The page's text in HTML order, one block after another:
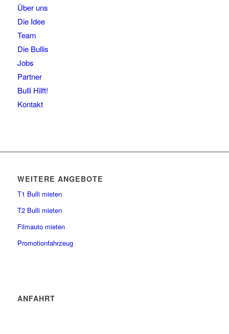
Über uns
Die Idee
Team
Die Bullis
Jobs
Partner
Bulli Hilft!
Kontakt
WEITERE ANGEBOTE
T1 Bulli mieten
T2 Bulli mieten
Filmauto mieten
Promotionfahrzeug
ANFAHRT